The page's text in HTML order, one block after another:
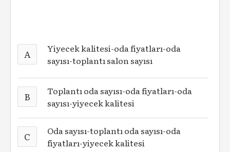
A
Yiyecek kalitesi-oda fiyatları-oda
sayısı-toplantı salon sayısı
B
Toplantı oda sayısı-oda fiyatları-oda
sayısı-yiyecek kalitesi
C
Oda sayısı-toplantı oda sayısı-oda
fiyatları-yiyecek kalitesi